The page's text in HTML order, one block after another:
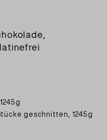
geschnitten, 1245g